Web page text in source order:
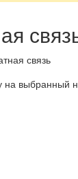
связь
на выбранный